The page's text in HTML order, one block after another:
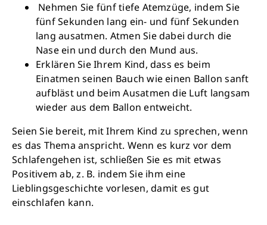
Nehmen Sie fünf tiefe Atemzüge, indem Sie
fünf Sekunden lang ein- und fünf Sekunden
lang ausatmen. Atmen Sie dabei durch die
Nase ein und durch den Mund aus.
Erklären Sie Ihrem Kind, dass es beim
Einatmen seinen Bauch wie einen Ballon sanft
aufbläst und beim Ausatmen die Luft langsam
wieder aus dem Ballon entweicht.
Seien Sie bereit, mit Ihrem Kind zu sprechen, wenn
es das Thema anspricht. Wenn es kurz vor dem
Schlafengehen ist, schließen Sie es mit etwas
Positivem ab, z. B. indem Sie ihm eine
Lieblingsgeschichte vorlesen, damit es gut
einschlafen kann.